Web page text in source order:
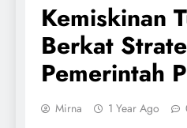
Kemiskinan
Berkat
Pemerintah
Mirna 1 Year Ago